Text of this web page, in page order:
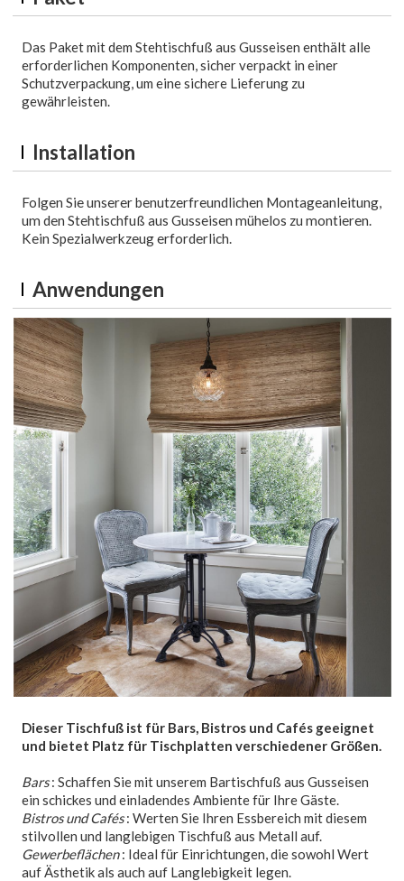
Das Paket mit dem Stehtischfuß aus Gusseisen enthält alle
erforderlichen Komponenten, sicher verpackt in einer
Schutzverpackung, um eine sichere Lieferung zu
gewährleisten.
Installation
Folgen Sie unserer benutzerfreundlichen Montageanleitung,
um den Stehtischfuß aus Gusseisen mühelos zu montieren.
Kein Spezialwerkzeug erforderlich.
Anwendungen
Dieser Tischfuß ist für Bars, Bistros und Cafés geeignet
und bietet Platz für Tischplatten verschiedener Größen.
Bars: Schaffen Sie mit unserem Bartischfuß aus Gusseisen
ein schickes und einladendes Ambiente für Ihre Gäste.
Bistros und Cafés: Werten Sie Ihren Essbereich mit diesem
stilvollen und langlebigen Tischfuß aus Metall auf.
Gewerbeflächen: Ideal für Einrichtungen, die sowohl Wert
auf Ästhetik als auch auf Langlebigkeit legen.